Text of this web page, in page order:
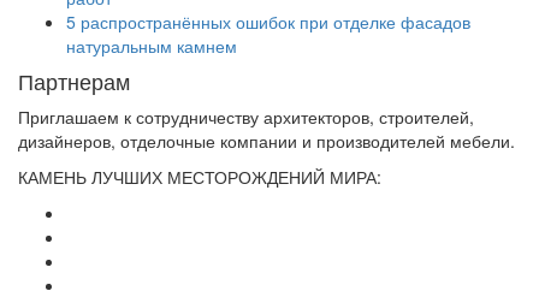
5 распространённых ошибок при отделке фасадов
натуральным камнем
Партнерам
Приглашаем к сотрудничеству архитекторов, строителей,
дизайнеров, отделочные компании и производителей мебели.
КАМЕНЬ ЛУЧШИХ МЕСТОРОЖДЕНИЙ МИРА: